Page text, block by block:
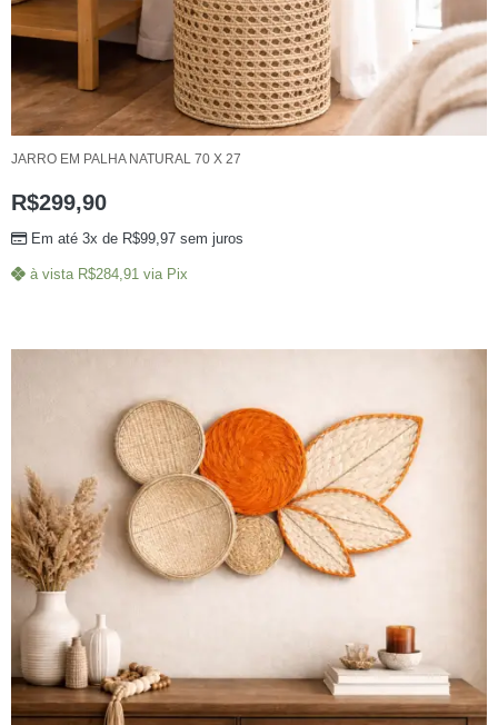
JARRO EM PALHA NATURAL 70 X 27
R$299,90
Em até 3x de R$99,97 sem juros
à vista R$284,91 via Pix